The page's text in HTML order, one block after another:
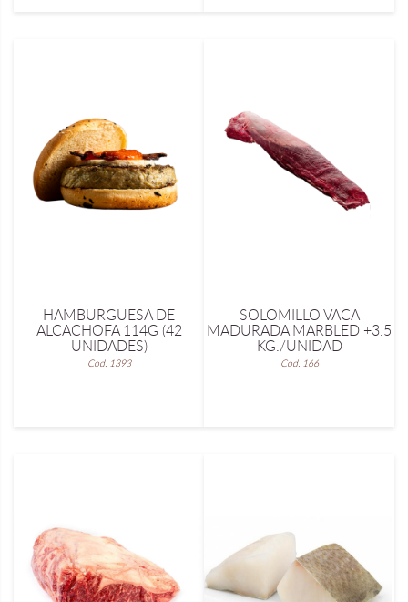
HAMBURGUESA DE
ALCACHOFA 114G (42
UNIDADES)
Cod. 1393
SOLOMILLO VACA
MADURADA MARBLED +3.5
KG./UNIDAD
Cod. 166